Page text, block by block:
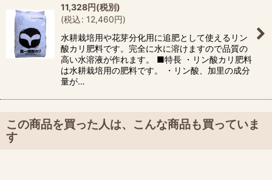
11,328円(税別)
(税込: 12,460円)
水耕栽培用や花芽分化用に追肥として使えるリン
酸カリ肥料です。完全に水に溶けますので品質の
高い水溶液が作れます。 ■特長 ・リン酸カリ肥料
は水耕栽培用の肥料です。 ・リン酸、加里の成分
量が…
この商品を買った人は、こんな商品も買っていま
す